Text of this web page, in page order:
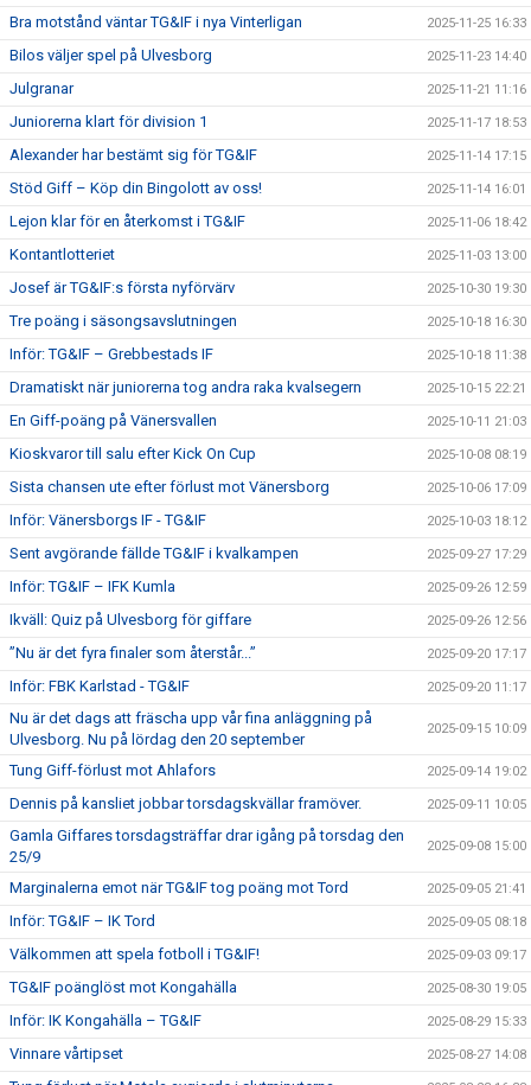
Bra motstånd väntar TG&IF i nya Vinterligan 2025-11-25 16:33
Bilos väljer spel på Ulvesborg 2025-11-23 14:40
Julgranar 2025-11-21 11:16
Juniorerna klart för division 1 2025-11-17 18:53
Alexander har bestämt sig för TG&IF 2025-11-14 17:15
Stöd Giff – Köp din Bingolott av oss! 2025-11-14 16:01
Lejon klar för en återkomst i TG&IF 2025-11-06 18:42
Kontantlotteriet 2025-11-03 13:00
Josef är TG&IF:s första nyförvärv 2025-10-30 19:30
Tre poäng i säsongsavslutningen 2025-10-18 16:30
Inför: TG&IF – Grebbestads IF 2025-10-18 11:38
Dramatiskt när juniorerna tog andra raka kvalsegern 2025-10-15 22:21
En Giff-poäng på Vänersvallen 2025-10-11 21:03
Kioskvaror till salu efter Kick On Cup 2025-10-08 08:19
Sista chansen ute efter förlust mot Vänersborg 2025-10-06 17:09
Inför: Vänersborgs IF - TG&IF 2025-10-03 18:12
Sent avgörande fällde TG&IF i kvalkampen 2025-09-27 17:29
Inför: TG&IF – IFK Kumla 2025-09-26 12:59
Ikväll: Quiz på Ulvesborg för giffare 2025-09-26 12:56
”Nu är det fyra finaler som återstår...” 2025-09-20 17:17
Inför: FBK Karlstad - TG&IF 2025-09-20 11:17
Nu är det dags att fräscha upp vår fina anläggning på
Ulvesborg. Nu på lördag den 20 september
2025-09-15 10:09
Tung Giff-förlust mot Ahlafors 2025-09-14 19:02
Dennis på kansliet jobbar torsdagskvällar framöver. 2025-09-11 10:05
Gamla Giffares torsdagsträffar drar igång på torsdag den
25/9
2025-09-08 15:00
Marginalerna emot när TG&IF tog poäng mot Tord 2025-09-05 21:41
Inför: TG&IF – IK Tord 2025-09-05 08:18
Välkommen att spela fotboll i TG&IF! 2025-09-03 09:17
TG&IF poänglöst mot Kongahälla 2025-08-30 19:05
Inför: IK Kongahälla – TG&IF 2025-08-29 15:33
Vinnare vårtipset 2025-08-27 14:08